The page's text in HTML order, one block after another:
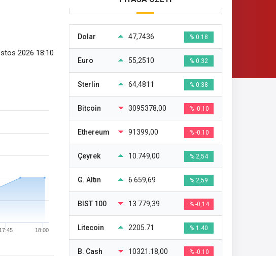
2026 18:10
17:45 18:00
Dolar 47,7436 % 0.18
Euro 55,2510 % 0.32
Sterlin 64,4811 % 0.38
Bitcoin 3095378,00 % -0.10
Ethereum 91399,00 % -0.10
Çeyrek 10.749,00 % 2,54
G. Altın 6.659,69 % 2,59
BIST 100 13.779,39 % -0,14
Litecoin 2205.71 % 1.40
B. Cash 10321.18,00 % -0.10